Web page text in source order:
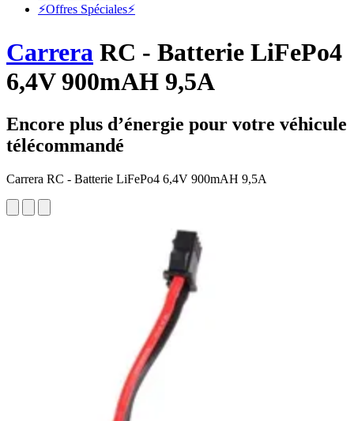
⚡️Offres Spéciales⚡️
Carrera RC - Batterie LiFePo4
6,4V 900mAH 9,5A
Encore plus d’énergie pour votre véhicule
télécommandé
Carrera RC - Batterie LiFePo4 6,4V 900mAH 9,5A